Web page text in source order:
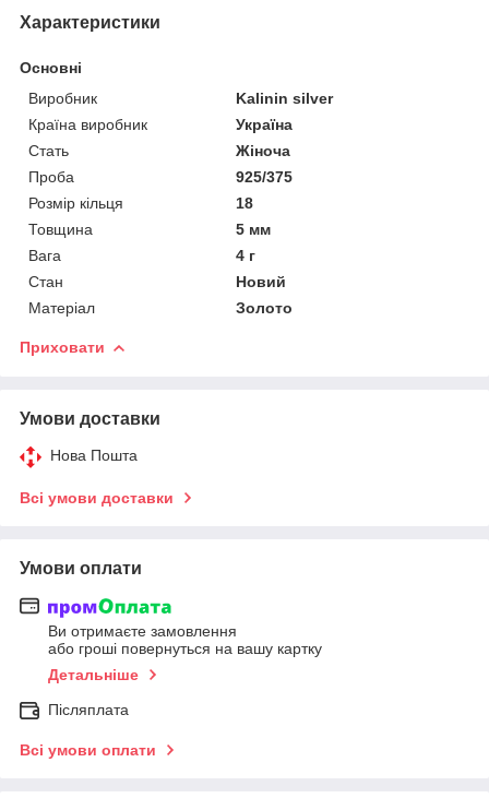
Характеристики
Основні
Виробник
Kalinin silver
Країна виробник
Україна
Стать
Жіноча
Проба
925/375
Розмір кільця
18
Товщина
5 мм
Вага
4 г
Стан
Новий
Матеріал
Золото
Приховати
Умови доставки
Нова Пошта
Всі умови доставки
Умови оплати
Ви отримаєте замовлення
або гроші повернуться на вашу картку
Детальніше
Післяплата
Всі умови оплати